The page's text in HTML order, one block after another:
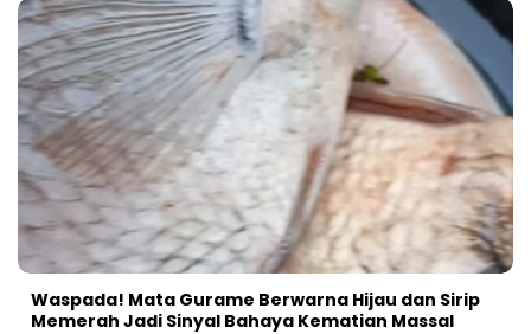
Waspada! Mata Gurame Berwarna Hijau dan Sirip
Memerah Jadi Sinyal Bahaya Kematian Massal